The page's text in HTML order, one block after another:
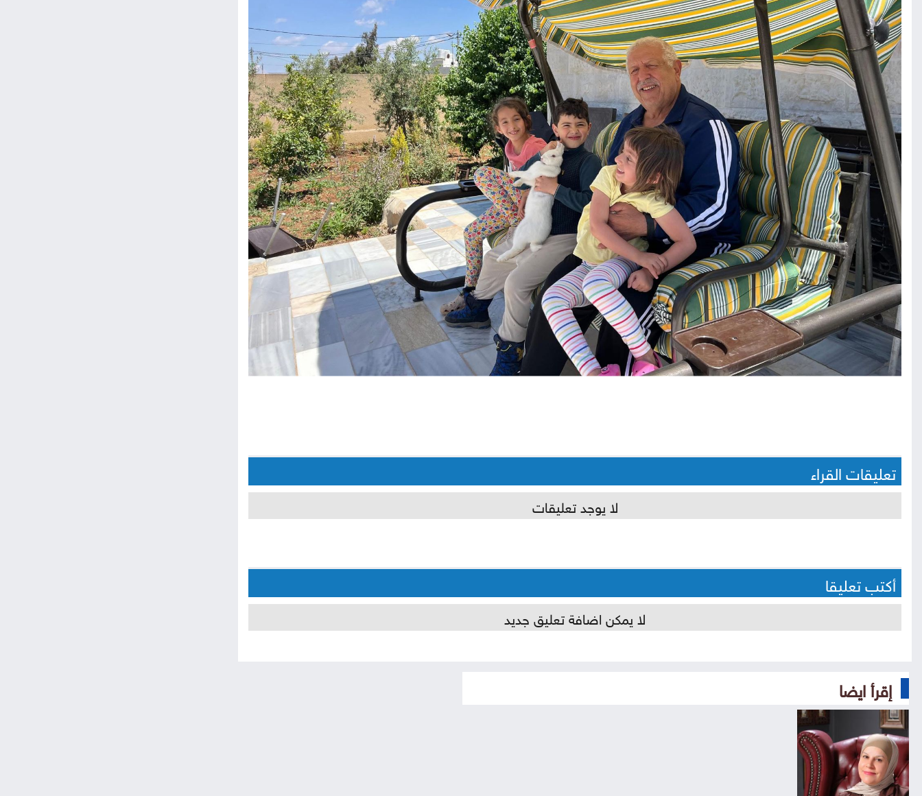
تعليقات القراء
لا يوجد تعليقات
أكتب تعليقا
لا يمكن اضافة تعليق جديد
إقرأ ايضا